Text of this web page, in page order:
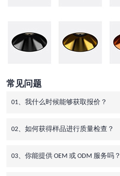
常见问题
01、我什么时候能够获取报价？
02、如何获得样品进行质量检查？
03、你能提供 OEM 或 ODM 服务吗？